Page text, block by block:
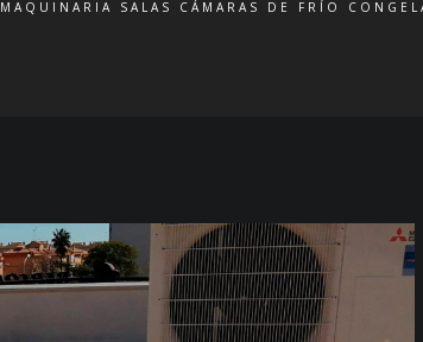
MAQUINARIA SALAS CÁMARAS DE FRÍO